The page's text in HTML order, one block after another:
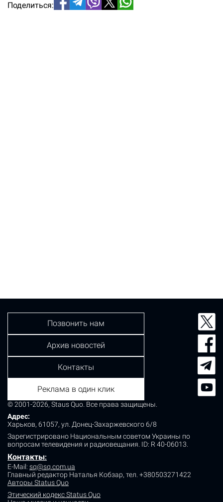
Поделиться:
© 2001-2026, Staus Quo. Все права защищены.
Адрес:
Харьков, 61057, ул. Донец-Захаржевского 6/8
Зарегистрировано Национальным советом Украины по
вопросам телевидения и радиовещания. ID: R 40-06013.
Контакты:
E-Mail: sq@sq.com.ua
Главный редактор Наталья Кобзар, тел. +380503271422
Авторы Status Quo
Этический кодекс Status Quo
Позвонить нам
Архив новостей
Контакты
Реклама в один клик